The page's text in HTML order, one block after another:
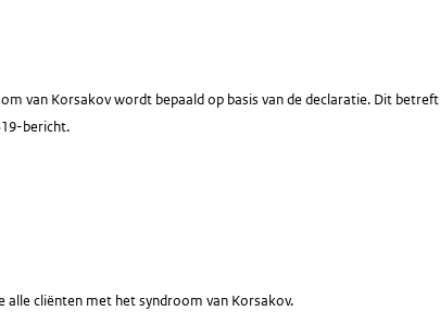
van Korsakov wordt bepaald op basis van de declaratie. Dit betreft
bericht.
alle cliënten met het syndroom van Korsakov.